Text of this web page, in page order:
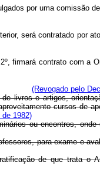
por uma comissão
será contratado por
firmará contrato com a
(Revogado pelo
livros e artigos,
cursos de
de 1982)
ou encontros,
para exame e
de que trata